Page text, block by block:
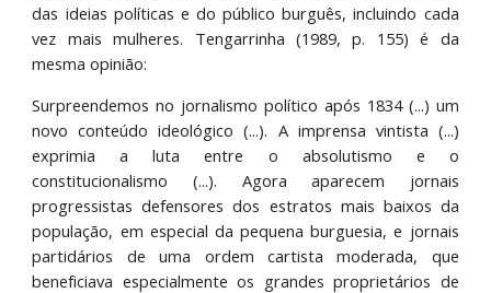
das ideias políticas e do público burguês, incluindo cada
vez mais mulheres. Tengarrinha (1989, p. 155) é da
mesma opinião:
Surpreendemos no jornalismo político após 1834 (...) um
novo conteúdo ideológico (...). A imprensa vintista (...)
exprimia a luta entre o absolutismo e o
constitucionalismo (...). Agora aparecem jornais
progressistas defensores dos estratos mais baixos da
população, em especial da pequena burguesia, e jornais
partidários de uma ordem cartista moderada, que
beneficiava especialmente os grandes proprietários de